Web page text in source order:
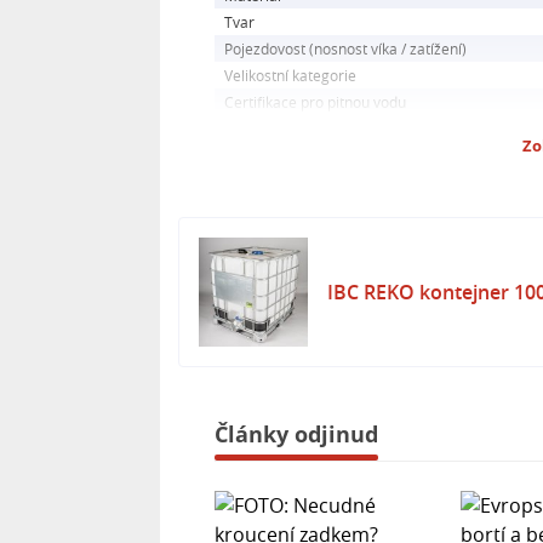
kontejner praktickým a
Tvar
Pojezdovost (nosnost víka / zatížení)
Velikostní kategorie
Certifikace pro pitnou vodu
IBC REKO kontejner
Články odjinud